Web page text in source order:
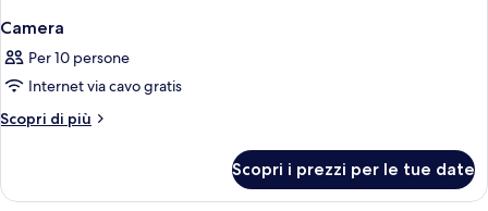
Camera
Per 10 persone
Internet via cavo gratis
Scopri di più
Altri
Scopri i prezzi per le tue date